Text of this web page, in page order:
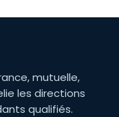
mutuelle,
les directions
qualifiés.